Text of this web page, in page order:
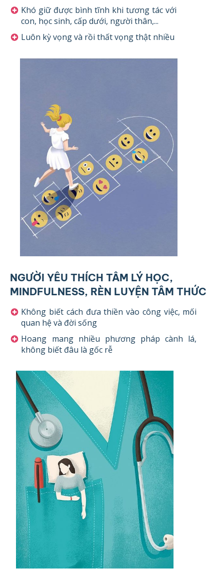
Khó giữ được bình tĩnh khi tương tác với
con, học sinh, cấp dưới, người thân,...
Luôn kỳ vọng và rồi thất vọng thật nhiều
Không biết cách đưa thiền vào công việc, mối
quan hệ và đời sống
Hoang mang nhiều phương pháp cành lá,
không biết đâu là gốc rễ
NGƯỜI YÊU THÍCH TÂM LÝ HỌC,
MINDFULNESS, RÈN LUYỆN TÂM THỨC